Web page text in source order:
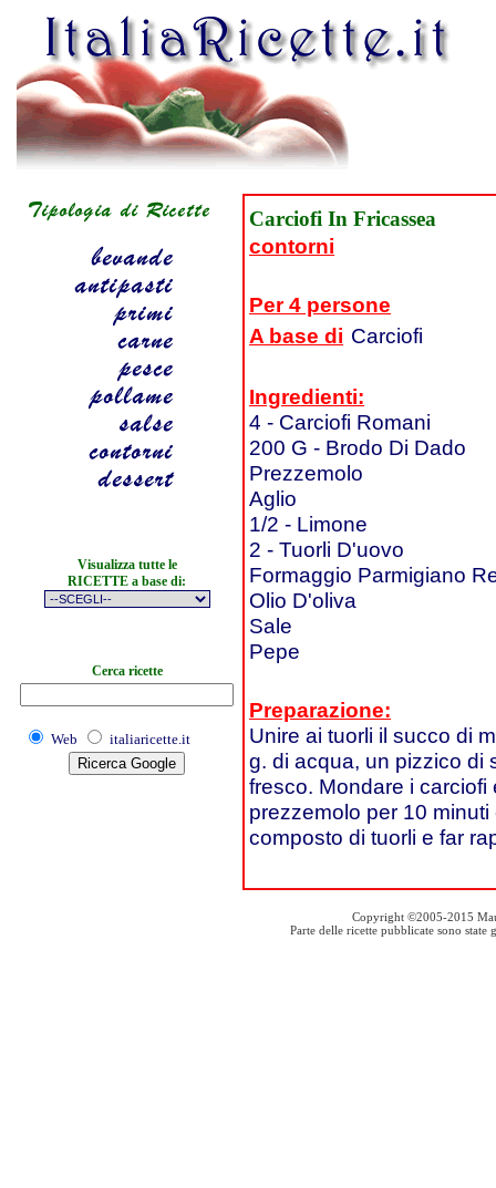
Visualizza tutte le
RICETTE a base di:
Cerca ricette
Web italiaricette.it
Carciofi In Fricassea
contorni
Per 4 persone
A base di Carciofi
Ingredienti:
4 - Carciofi Romani
200 G - Brodo Di Dado
Prezzemolo
Aglio
1/2 - Limone
2 - Tuorli D'uovo
Formaggio Parmigiano
Olio D'oliva
Sale
Pepe
Preparazione:
Unire ai tuorli il succo di
g. di acqua, un pizzico di
fresco. Mondare i
prezzemolo per 10
composto di tuorli e far
Copyright ©2005-2015
Parte delle ricette pubblicate sono state